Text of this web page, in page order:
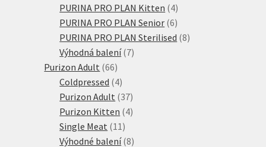
produktů
PURINA PRO PLAN Kitten 44
produkty
PURINA PRO PLAN Senior 66
produktů
PURINA PRO PLAN Sterilised 88
Výhodná balení 77
Purizon Adult 6666
produktů
Coldpressed 44
produkty
Purizon Adult 3737
produktů
Purizon Kitten 44
Single Meat 11 11
produktů
Výhodné balení 88